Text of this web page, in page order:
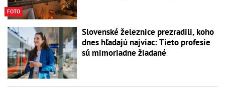
FOTO
Slovenské železnice prezradili, koho
dnes hľadajú najviac: Tieto profesie
sú mimoriadne žiadané